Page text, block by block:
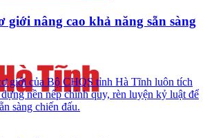
giới nâng cao khả năng sẵn sàng
giới của Bộ CHQS tỉnh Hà Tĩnh luôn tích
nền nếp chính quy, rèn luyện kỷ luật để
sàng chiến đấu.